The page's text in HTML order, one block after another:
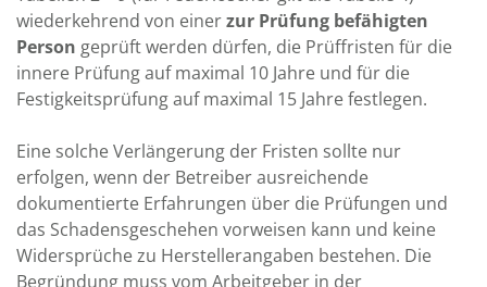
wiederkehrend von einerzur Prüfung befähigten
Person geprüft werden dürfen, die Prüffristen für die
innere Prüfung auf maximal 10 Jahre und für die
Festigkeitsprüfung auf maximal 15 Jahre festlegen.
Eine solche Verlängerung der Fristen sollte nur
erfolgen, wenn der Betreiber ausreichende
dokumentierte Erfahrungen über die Prüfungen und
das Schadensgeschehen vorweisen kann und keine
Widersprüche zu Herstellerangaben bestehen. Die
Begründung muss vom Arbeitgeber in der